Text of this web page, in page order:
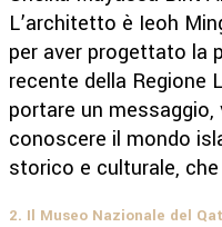
L’architetto è Ieoh
per aver progettato la
recente della Regione
portare un
conoscere il mondo
storico e culturale,
2. Il Museo Nazionale del